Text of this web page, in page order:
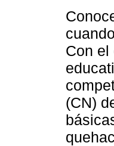
Con el
(CN)